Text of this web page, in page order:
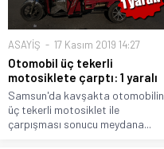
ASAYİŞ 17 Kasım 2019 14:27
Otomobil üç tekerli
motosiklete çarptı: 1 yaralı
Samsun'da kavşakta otomobilin
üç tekerli motosiklet ile
çarpışması sonucu meydana...